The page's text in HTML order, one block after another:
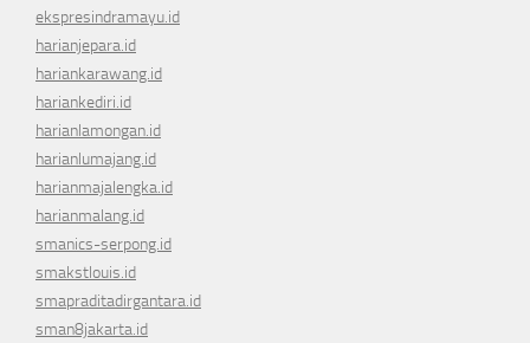
ekspresindramayu.id
harianjepara.id
hariankarawang.id
hariankediri.id
harianlamongan.id
harianlumajang.id
harianmajalengka.id
harianmalang.id
smanics-serpong.id
smakstlouis.id
smapraditadirgantara.id
sman8jakarta.id